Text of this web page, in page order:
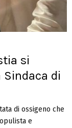
si
di
di ossigeno che
e